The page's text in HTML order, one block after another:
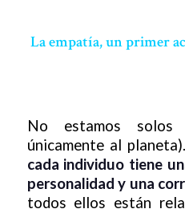
La empatía, un primer
No estamos
únicamente al
cada individuo tiene
personalidad y una
todos ellos están